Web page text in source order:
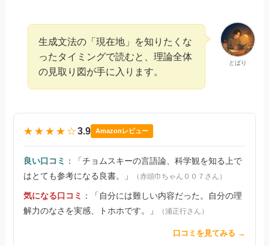
とばり
生成文法の「現在地」を知りたくな
ったタイミングで読むと、理論全体
の見取り図が手に入ります。
★★★★☆3.9 Amazonレビュー
良い口コミ
：「チョムスキーの言語論、科学観を知る上で
はとても参考になる良書。」
（赤頭巾ちゃん００７さん）
気になる口コミ
：「自分には難しい内容だった。自分の理
解力のなさを実感、トホホです。」
（浦正行さん）
口コミを見てみる →